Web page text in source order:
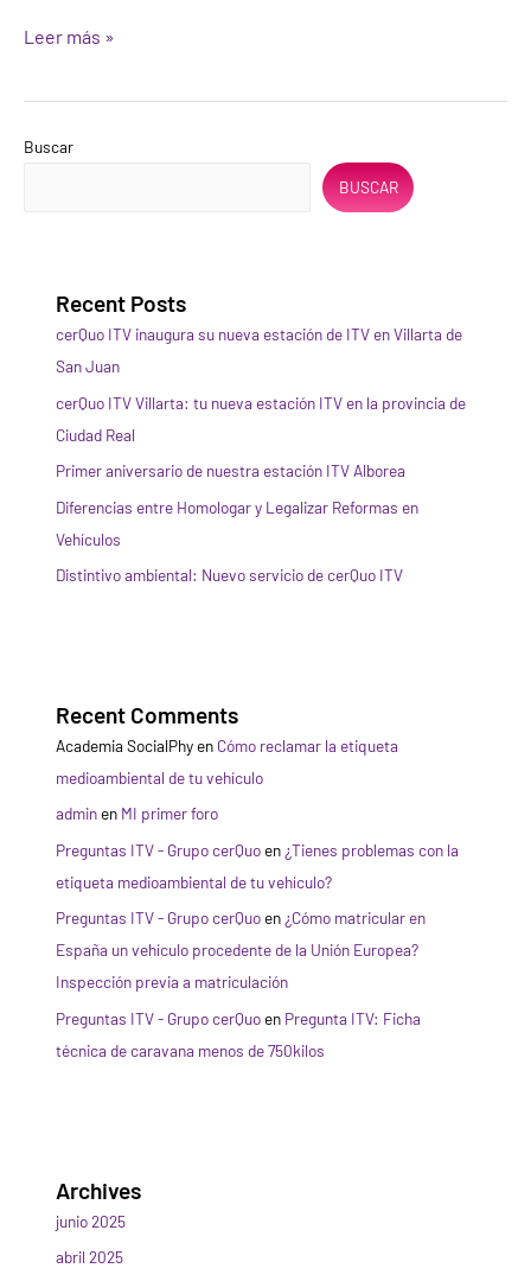
Leer más »
Buscar
BUSCAR
Recent Posts
cerQuo ITV inaugura su nueva estación de ITV en Villarta de
San Juan
cerQuo ITV Villarta: tu nueva estación ITV en la provincia de
Ciudad Real
Primer aniversario de nuestra estación ITV Alborea
Diferencias entre Homologar y Legalizar Reformas en
Vehículos
Distintivo ambiental: Nuevo servicio de cerQuo ITV
Recent Comments
Academia SocialPhyen Cómo reclamar la etiqueta
medioambiental de tu vehículo
adminen MI primer foro
Preguntas ITV - Grupo cerQuoen ¿Tienes problemas con la
etiqueta medioambiental de tu vehículo?
Preguntas ITV - Grupo cerQuoen ¿Cómo matricular en
España un vehículo procedente de la Unión Europea?
Inspección previa a matriculación
Preguntas ITV - Grupo cerQuoen Pregunta ITV: Ficha
técnica de caravana menos de 750kilos
Archives
junio 2025
abril 2025